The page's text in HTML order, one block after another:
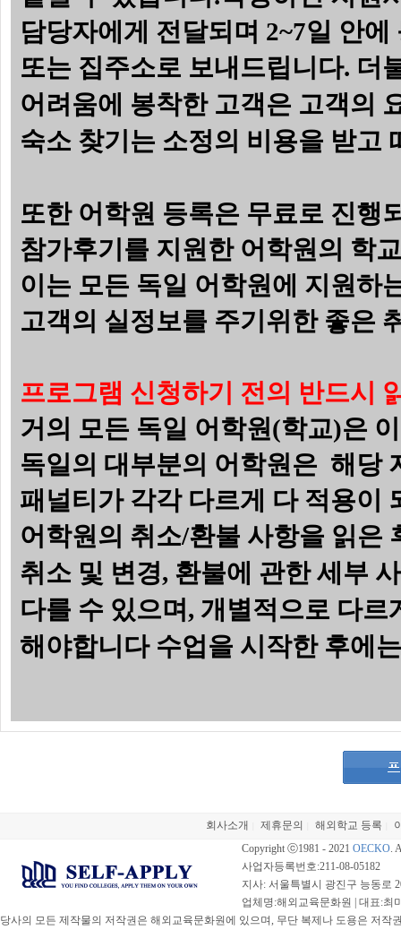
담당자에게 전달되며 2~7일 안
또는 집주소로 보내드립니다. 더
어려움에 봉착한 고객은 고객의
숙소 찾기는 소정의 비용을 받고
또한 어학원 등록은 무료로 진행
참가후기를 지원한 어학원의 학
이는 모든 독일 어학원에 지원하
고객의 실정보를 주기위한 좋은
프로그램 신청하기 전의 반드시
거의 모든 독일 어학원(학교)은
독일의 대부분의 어학원은 해당
패널티가 각각 다르게 다 적용이
어학원의 취소/환불 사항을 읽은
취소 및 변경, 환불에 관한 세부
다를 수 있으며 , 개별적으로 다르
해야합니다 수업을 시작한 후에
회사소개 제휴문의 해외학교 등록
Copyright ⓒ1981 - 2021 OECKO.
사업자등록번호:211-08-05182
지사: 서울특별시 광진구 능동로
업체명:해외교육문화원 | 대표:최
당사의 모든 제작물의 저작권은 해외교육문화원에 있으며, 무단 복제나 도용은 저